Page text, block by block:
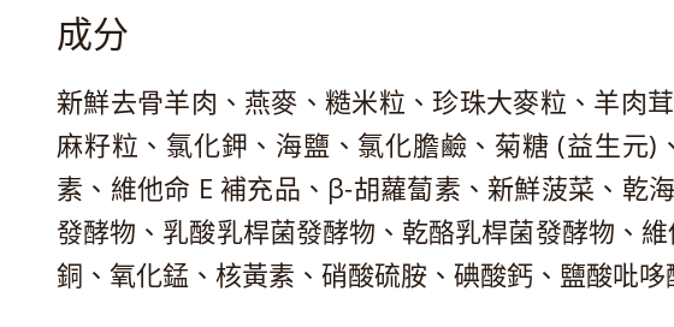
成分
新鮮去骨羊肉、燕麥、糙米粒、珍珠大麥粒、羊肉
麻籽粒、氯化鉀、海鹽、氯化膽鹼、菊糖 (益生元
素、維他命 E 補充品、β-胡蘿蔔素、新鮮菠菜、乾
發酵物、乳酸乳桿菌發酵物、乾酪乳桿菌發酵物、
銅、氧化錳、核黃素、硝酸硫胺、碘酸鈣、鹽酸吡